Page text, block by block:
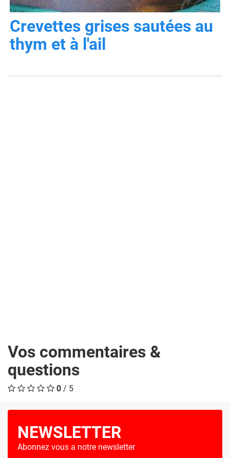
Crevettes grises sautées au
thym et à l'ail
Vos commentaires &
questions
0 / 5
NEWSLETTER
Abonnez vous a notre newsletter